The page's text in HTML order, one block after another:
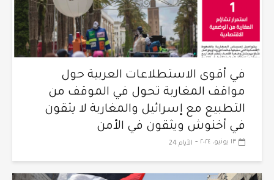
١٣ يونيو، ٢٠٢٤ - الأيام 24
في أقوى الاستطلاعات العربية حول
مواقف المغاربة تحول في الموقف من
التطبيع مع إسرائيل والمغاربة لا يثقون
في أخنوش ويثقون في الأمن